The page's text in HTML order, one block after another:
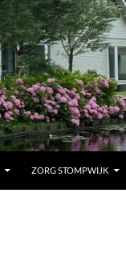
ZORG STOMPWIJK